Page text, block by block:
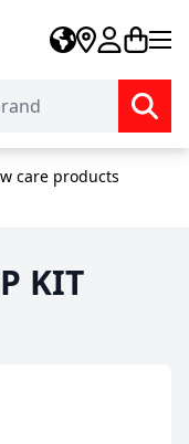
care products
KIT